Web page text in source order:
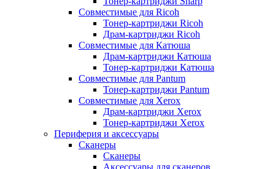
Совместимые для Ricoh
Тонер-картриджи Ricoh
Драм-картриджи Ricoh
Совместимые для Катюша
Драм-картриджи Катюша
Тонер-картриджи Катюша
Совместимые для Pantum
Тонер-картриджи Pantum
Совместимые для Xerox
Драм-картриджи Xerox
Тонер-картриджи Xerox
Периферия и аксессуары
Сканеры
Сканеры
Аксессуары для сканеров